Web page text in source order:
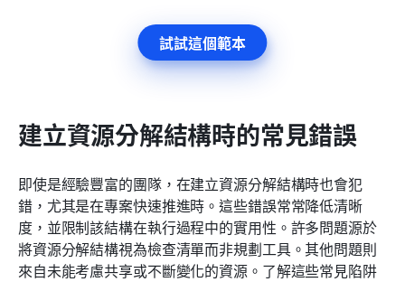
試試這個範本
建立資源分解結構時的常見錯誤
即使是經驗豐富的團隊，在建立資源分解結構時也會犯
錯，尤其是在專案快速推進時。這些錯誤常常降低清晰
度，並限制該結構在執行過程中的實用性。許多問題源於
將資源分解結構視為檢查清單而非規劃工具。其他問題則
來自未能考慮共享或不斷變化的資源。了解這些常見陷阱